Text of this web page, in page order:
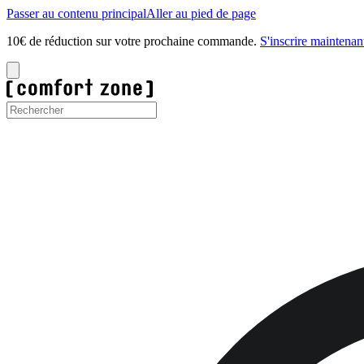
Passer au contenu principalAller au pied de page
10€ de réduction sur votre prochaine commande. S'inscrire